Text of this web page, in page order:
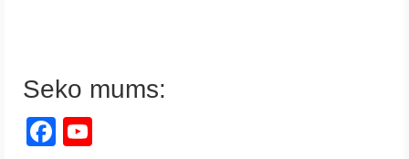
Seko mums:
Facebook